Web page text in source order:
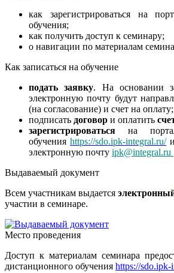
как зарегистрироваться на
обучения;
как получить доступ к семинару;
о навигации по материалам
Как записаться на обучение
подать заявку. На основании
электронную почту будут
(на согласование) и счет на оплату;
подписать договор и оплатить
зарегистрироваться на
обученияhttps://sdo.ipk-integral.ru/и
электронную почту ipk@integral.ru
Выдаваемый документ
Всем участникам выдается
участии в семинаре.
Место проведения
Доступ к материалам семинара
дистанционного обучения https://sdo.ipk-